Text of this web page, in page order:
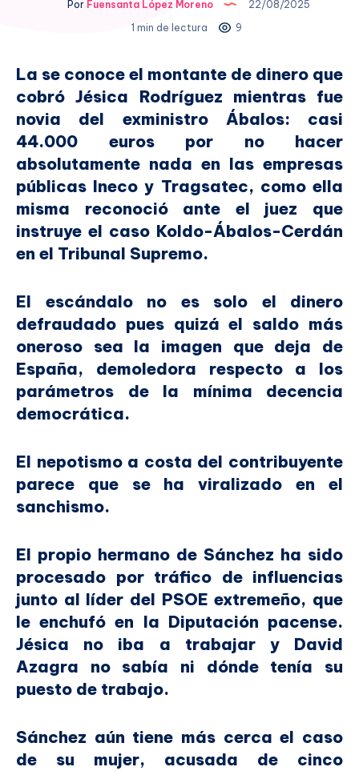
Por Fuensanta López Moreno
22/08/2025
1 min de lectura
9
La se conoce el montante de dinero que
cobró Jésica Rodríguez mientras fue
novia del exministro Ábalos: casi
44.000 euros por no hacer
absolutamente nada en las empresas
públicas Ineco y Tragsatec, como ella
misma reconoció ante el juez que
instruye el caso Koldo-Ábalos-Cerdán
en el Tribunal Supremo.
El escándalo no es solo el dinero
defraudado pues quizá el saldo más
oneroso sea la imagen que deja de
España, demoledora respecto a los
parámetros de la mínima decencia
democrática.
El nepotismo a costa del contribuyente
parece que se ha viralizado en el
sanchismo.
El propio hermano de Sánchez ha sido
procesado por tráfico de influencias
junto al líder del PSOE extremeño, que
le enchufó en la Diputación pacense.
Jésica no iba a trabajar y David
Azagra no sabía ni dónde tenía su
puesto de trabajo.
Sánchez aún tiene más cerca el caso
de su mujer, acusada de cinco